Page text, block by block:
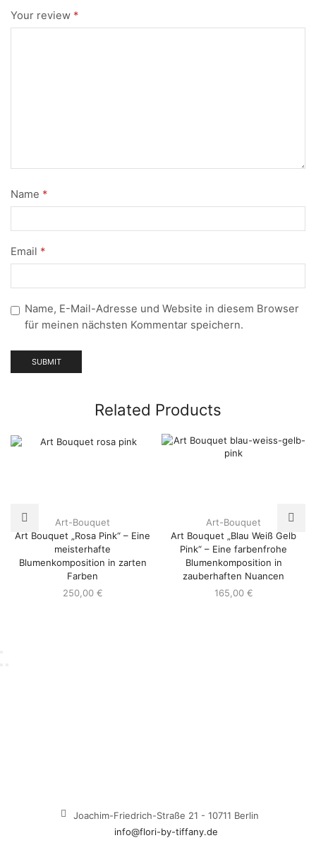
Your review *
Name *
Email *
Name, E-Mail-Adresse und Website in diesem Browser
für meinen nächsten Kommentar speichern.
Related Products
Art-Bouquet
Art Bouquet „Rosa Pink“ – Eine
meisterhafte
Blumenkomposition in zarten
Farben
250,00 €
Art-Bouquet
Art Bouquet „Blau Weiß Gelb
Pink“ – Eine farbenfrohe
Blumenkomposition in
zauberhaften Nuancen
165,00 €
Joachim-Friedrich-Straße 21 - 10711 Berlin
info@flori-by-tiffany.de
der Website